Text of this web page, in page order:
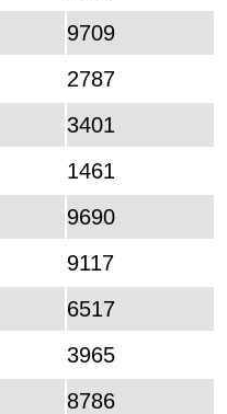
9709
2787
3401
1461
9690
9117
6517
3965
8786